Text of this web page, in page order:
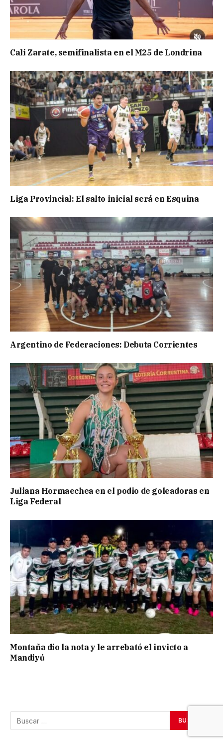
Cali Zarate, semifinalista en el M25 de Londrina
Liga Provincial: El salto inicial será en Esquina
Argentino de Federaciones: Debuta Corrientes
Juliana Hormaechea en el podio de goleadoras en
Liga Federal
Montaña dio la nota y le arrebató el invicto a
Mandiyú